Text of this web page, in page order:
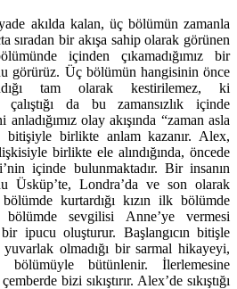
akılda kalan, üç bölümün zamanla
sıradan bir akışa sahip olarak görünen
içinden çıkamadığımız bir
görürüz. Üç bölümün hangisinin önce
tam olarak kestirilemez, ki
çalıştığı da bu zamansızlık içinde
olay akışında “zaman asla
birlikte anlam kazanır. Alex,
birlikte ele alındığında, öncede
içinde bulunmaktadır. Bir insanın
Üsküp’te, Londra’da ve son olarak
kurtardığı kızın ilk bölümde
sevgilisi Anne’ye vermesi
ipucu oluşturur. Başlangıcın bitişle
yuvarlak olmadığı bir sarmal hikayeyi,
bölümüyle bütünlenir. İlerlemesine
bizi sıkıştırır. Alex’de sıkıştığı